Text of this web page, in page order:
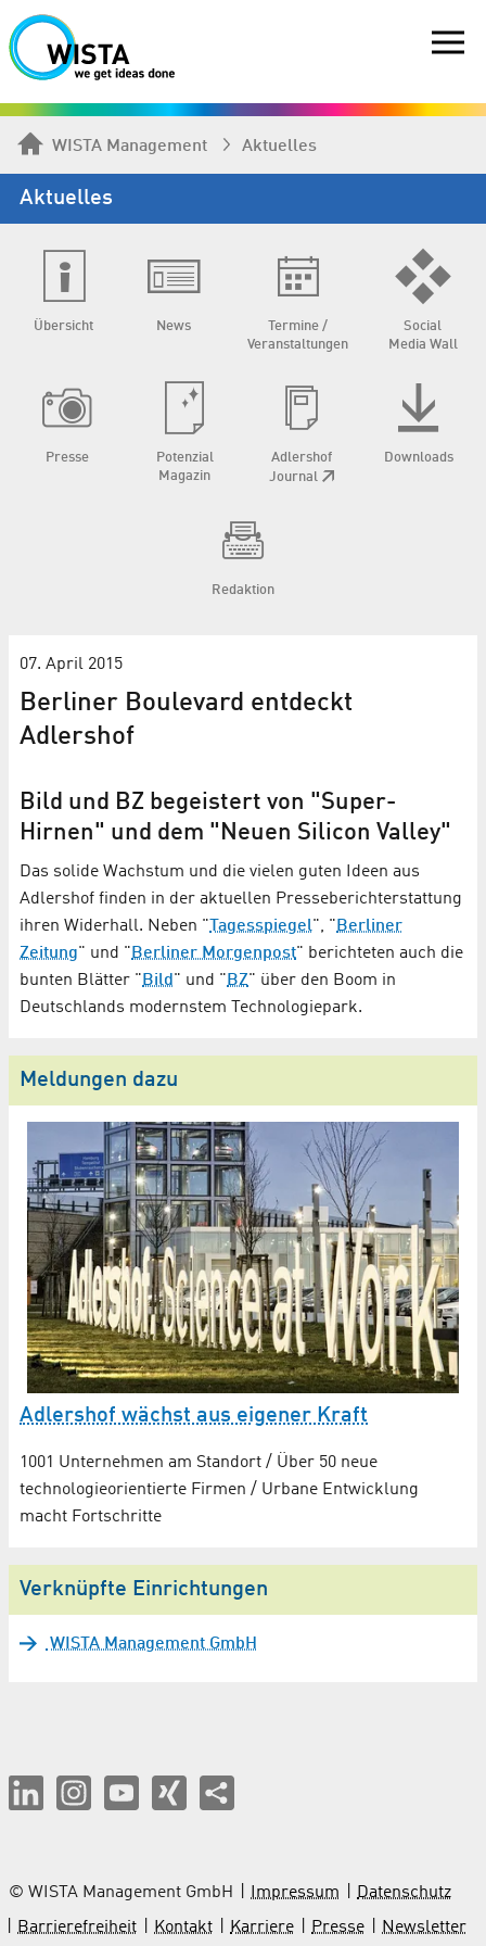
WISTA Management Aktuelles
Aktuelles
Übersicht News
Termine /
Veranstaltungen
Social
Media Wall
Presse
Potenzial
Magazin
Adlershof
Journal
Downloads
Redaktion
07. April 2015
Berliner Boulevard entdeckt
Adlershof
Bild und BZ begeistert von "Super-
Hirnen" und dem "Neuen Silicon Valley"
Das solide Wachstum und die vielen guten Ideen aus
Adlershof finden in der aktuellen Presseberichterstattung
ihren Widerhall. Neben " Tagesspiegel", " Berliner
Zeitung" und " Berliner Morgenpost" berichteten auch die
bunten Blätter " Bild " und " BZ" über den Boom in
Deutschlands modernstem Technologiepark.
Meldungen dazu
Adlershof wächst aus eigener Kraft
1001 Unternehmen am Standort / Über 50 neue
technologieorientierte Firmen / Urbane Entwicklung
macht Fortschritte
Verknüpfte Einrichtungen
WISTA Management GmbH
© WISTA Management GmbH Impressum
Datenschutz
Barrierefreiheit
Kontakt Karriere Presse Newsletter